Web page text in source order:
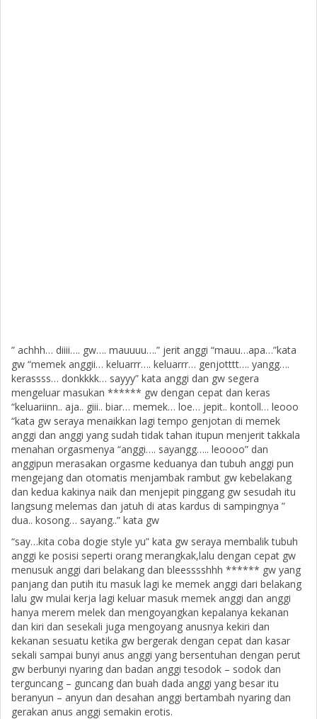
” achhh… diiii…. gw…. mauuuu….” jerit anggi “mauu…apa…”kata
gw “memek anggii… keluarrr…. keluarrr… genjotttt…. yangg….
kerassss… donkkkk… sayyy” kata anggi dan gw segera
mengeluar masukan ****** gw dengan cepat dan keras
“keluariinn.. aja.. giii.. biar… memek… loe… jepit.. kontoll… leooo
“kata gw seraya menaikkan lagi tempo genjotan di memek
anggi dan anggi yang sudah tidak tahan itupun menjerit takkala
menahan orgasmenya “anggi…. sayangg….. leoooo” dan
anggipun merasakan orgasme keduanya dan tubuh anggi pun
mengejang dan otomatis menjambak rambut gw kebelakang
dan kedua kakinya naik dan menjepit pinggang gw sesudah itu
langsung melemas dan jatuh di atas kardus di sampingnya ”
dua.. kosong… sayang..” kata gw
“say…kita coba dogie style yu” kata gw seraya membalik tubuh
anggi ke posisi seperti orang merangkak,lalu dengan cepat gw
menusuk anggi dari belakang dan bleesssshhh ****** gw yang
panjang dan putih itu masuk lagi ke memek anggi dari belakang
lalu gw mulai kerja lagi keluar masuk memek anggi dan anggi
hanya merem melek dan mengoyangkan kepalanya kekanan
dan kiri dan sesekali juga mengoyang anusnya kekiri dan
kekanan sesuatu ketika gw bergerak dengan cepat dan kasar
sekali sampai bunyi anus anggi yang bersentuhan dengan perut
gw berbunyi nyaring dan badan anggi tesodok – sodok dan
terguncang – guncang dan buah dada anggi yang besar itu
beranyun – anyun dan desahan anggi bertambah nyaring dan
gerakan anus anggi semakin erotis.